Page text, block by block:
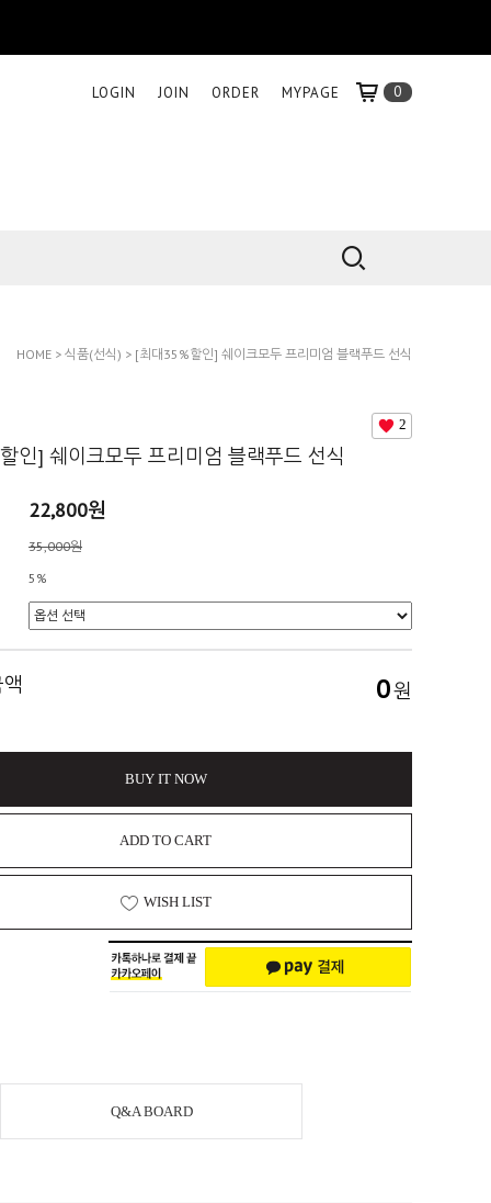
LOGIN JOIN ORDER MYPAGE 0
HOME > 식품(선식) > [최대35%할인] 쉐이크모두 프리미엄 블랙푸드 선식
2
인] 쉐이크모두 프리미엄 블랙푸드 선식
22,800원
35,000원
5%
0원
BUY IT NOW
ADD TO CART
WISH LIST
Q&A BOARD